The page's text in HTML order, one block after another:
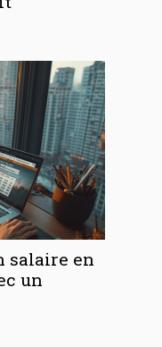
salaire en
un